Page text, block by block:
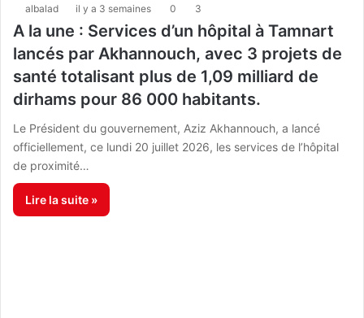
albalad il y a 3 semaines 0 3
A la une : Services d’un hôpital à Tamnart
lancés par Akhannouch, avec 3 projets de
santé totalisant plus de 1,09 milliard de
dirhams pour 86 000 habitants.
Le Président du gouvernement, Aziz Akhannouch, a lancé
officiellement, ce lundi 20 juillet 2026, les services de l’hôpital
de proximité…
Lire la suite »